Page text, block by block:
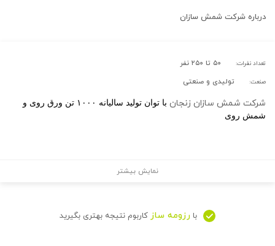
درباره شرکت شمش سازان
تعداد نفرات: ۵۰ تا ۲۵۰ نفر
صنعت: تولیدی و صنعتی
شرکت شمش سازان زنجان
با توان تولید سالیانه ۱۰۰۰ تن ورق روی و
شمش روی
نمایش بیشتر
با رزومه ساز کاربوم نتیجه بهتری بگیرید